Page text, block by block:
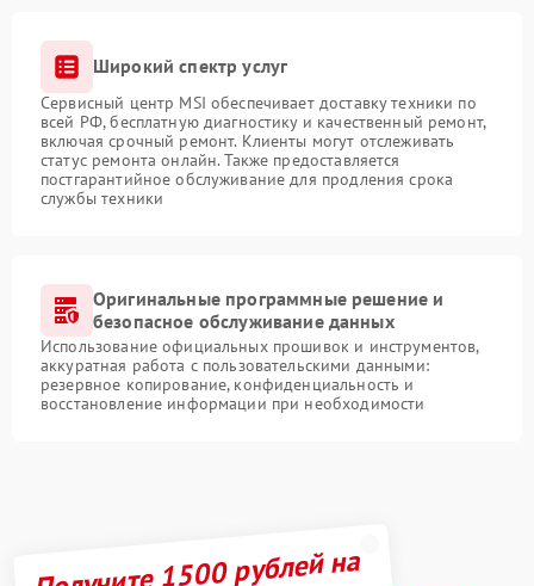
Широкий спектр услуг
Сервисный центр MSI обеспечивает доставку техники по
всей РФ, бесплатную диагностику и качественный ремонт,
включая срочный ремонт. Клиенты могут отслеживать
статус ремонта онлайн. Также предоставляется
постгарантийное обслуживание для продления срока
службы техники
Оригинальные программные решение и
безопасное обслуживание данных
Использование официальных прошивок и инструментов,
аккуратная работа с пользовательскими данными:
резервное копирование, конфиденциальность и
восстановление информации при необходимости